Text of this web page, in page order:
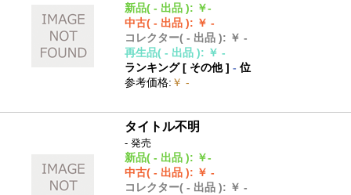
新品( - 出品 ): ￥-
中古( - 出品 ): ￥ -
コレクター( - 出品 ): ￥ -
再生品( - 出品 ): ￥ -
ランキング [ その他]- 位
参考価格: ￥ -
タイトル不明
- 発売
新品( - 出品 ): ￥-
中古( - 出品 ): ￥ -
コレクター( - 出品 ): ￥ -